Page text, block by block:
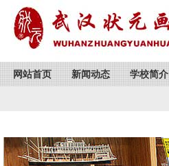
网站首页 新闻动态 学校简介